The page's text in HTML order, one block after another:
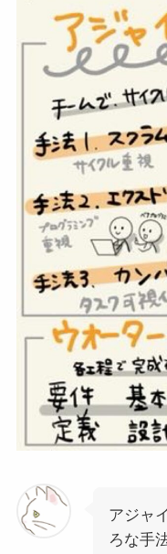
アジャ
ろな手